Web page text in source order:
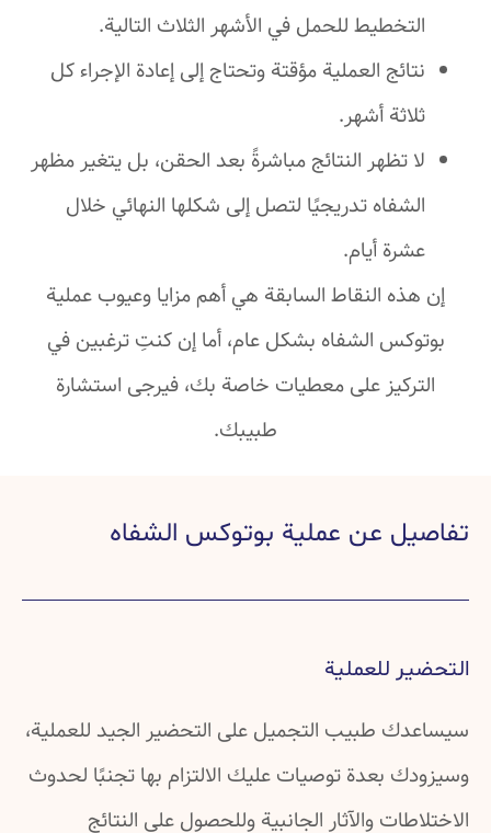
التخطيط للحمل في الأشهر الثلاث التالية.
نتائج العملية مؤقتة وتحتاج إلى إعادة الإجراء كل
ثلاثة أشهر.
لا تظهر النتائج مباشرةً بعد الحقن، بل يتغير مظهر
الشفاه تدريجيًا لتصل إلى شكلها النهائي خلال
عشرة أيام.
إن هذه النقاط السابقة هي أهم مزايا وعيوب عملية
بوتوكس الشفاه بشكل عام، أما إن كنتِ ترغبين في
التركيز على معطيات خاصة بك، فيرجى استشارة
طبيبك.
تفاصيل عن عملية بوتوكس الشفاه
التحضير للعملية
سيساعدك طبيب التجميل على التحضير الجيد للعملية،
وسيزودك بعدة توصيات عليك الالتزام بها تجنبًا لحدوث
الاختلاطات والآثار الجانبية وللحصول على النتائج